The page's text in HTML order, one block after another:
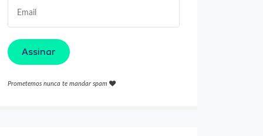
Assinar
Prometemos nunca te mandar spam